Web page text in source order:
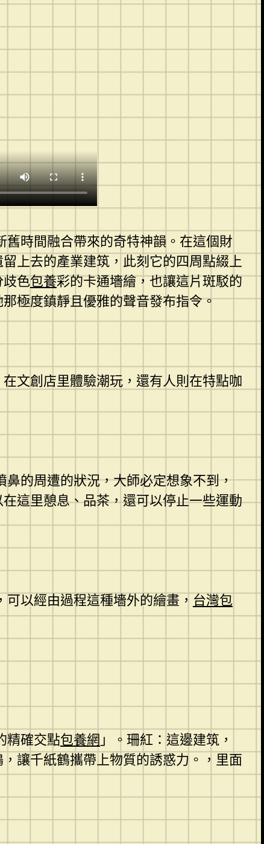
舊時間融合帶來的奇特神韻。在這個財
上去的產業建筑，此刻它的四周點綴上
色包養彩的卡通墻繪，也讓這片斑駁的
極度鎮靜且優雅的聲音發布指令。
文創店里體驗潮玩，還有人則在特點咖
鼻的周遭的狀況，大師必定想象不到，
這里憩息、品茶，還可以停止一些運動
以經由過程這種墻外的繪畫，台灣包
精確交點包養網 」。珊紅：這邊建筑，
讓千紙鶴攜帶上物質的誘惑力。，里面